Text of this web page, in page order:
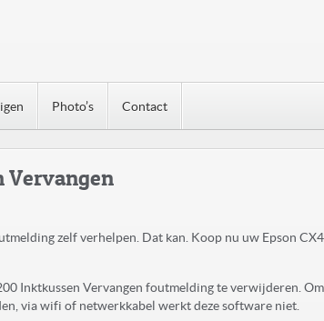
Photo’s Contact
Vervangen
zelf verhelpen. Dat kan. Koop nu uw Epson
Inktkussen Vervangen foutmelding te verwijderen.
via wifi of netwerkkabel werkt deze software niet.